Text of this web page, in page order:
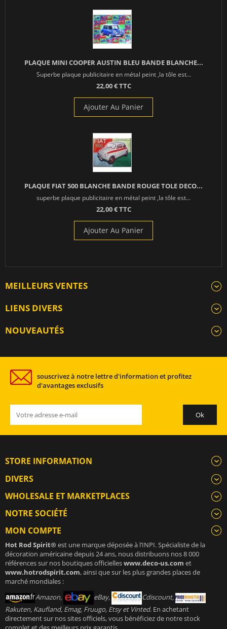
PLAQUE MINI COOPER AUSTIN BLEU BANDE BLANCHE...
Superbe plaque publicitaire en métal peint ,la tôle est...
22,00 € TTC
Ajouter Au Panier
PLAQUE FIAT 500 BLANCHE BANDE ROUGE TOLE DECO...
superbe plaque publicitaire en métal peint ,la tôle est...
22,00 € TTC
Ajouter Au Panier
MEILLEURS VENTES
LIENS DIVERS
NOUVEAUTÉS
souscrivez à notre lettre d'information et profitez
d'avantages exclusifs
STORE INFORMATION
DIVERS
WHOLESALE ET MARKETPLACES
NOTRE SOCIÉTÉ
MON COMPTE
Hot Rod Spirit®est une marque déposée à l’INPI. Spécialiste de la
décoration américaine depuis 24 ans, nous distribuons nos 8 000
références sur nos boutiques officielleswww.deco-us.com et
www.hotrodspirit.com, ainsi que sur les plus grandes places de
marché mondiales :
Amazon,
eBay,
Cdiscount,
Rakuten, Kaufland, Emag, Fruugo, Etsy et Vinted. En achetant
directement sur nos sites officiels, vous bénéficiez de notre stock